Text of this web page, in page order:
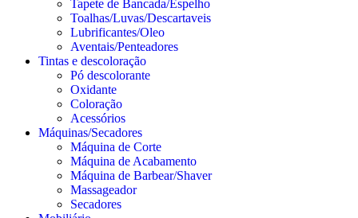
Tapete de Bancada/Espelho
Toalhas/Luvas/Descartaveis
Lubrificantes/Oleo
Aventais/Penteadores
Tintas e descoloração
Pó descolorante
Oxidante
Coloração
Acessórios
Máquinas/Secadores
Máquina de Corte
Máquina de Acabamento
Máquina de Barbear/Shaver
Massageador
Secadores